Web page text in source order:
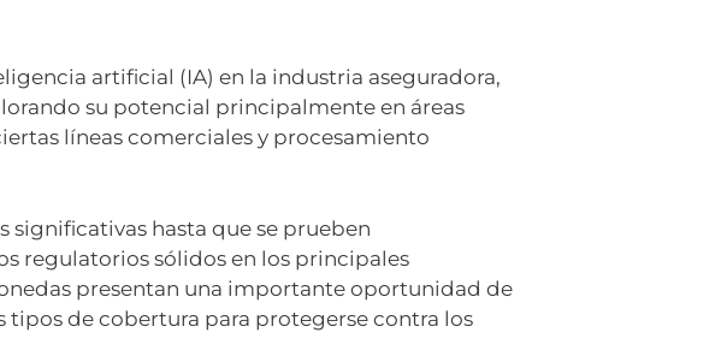
artificial (IA) en la industria aseguradora,
su potencial principalmente en áreas
líneas comerciales y procesamiento
significativas hasta que se prueben
regulatorios sólidos en los principales
presentan una importante oportunidad de
tipos de cobertura para protegerse contra los